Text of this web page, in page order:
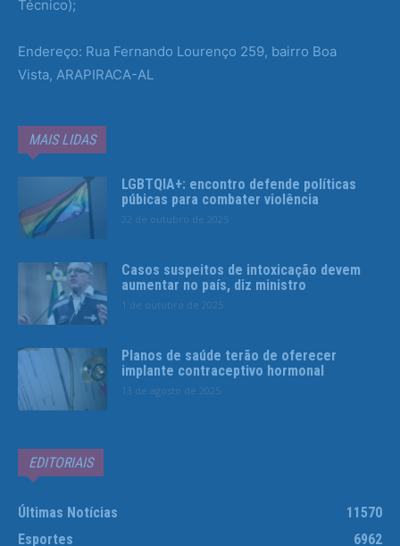
Técnico);
Endereço: Rua Fernando Lourenço 259, bairro Boa
Vista, ARAPIRACA-AL
MAIS LIDAS
LGBTQIA+: encontro defende políticas
púbicas para combater violência
22 de outubro de 2025
Casos suspeitos de intoxicação devem
aumentar no país, diz ministro
1 de outubro de 2025
Planos de saúde terão de oferecer
implante contraceptivo hormonal
13 de agosto de 2025
EDITORIAIS
Últimas Notícias
11570
Esportes
6962